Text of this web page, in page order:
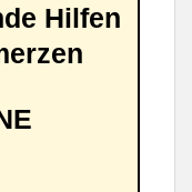
Hilfen